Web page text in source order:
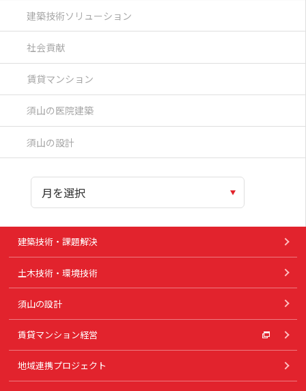
建築技術ソリューション
社会貢献
賃貸マンション
須山の医院建築
須山の設計
建築技術・課題解決
土木技術・環境技術
須山の設計
賃貸マンション経営
地域連携プロジェクト